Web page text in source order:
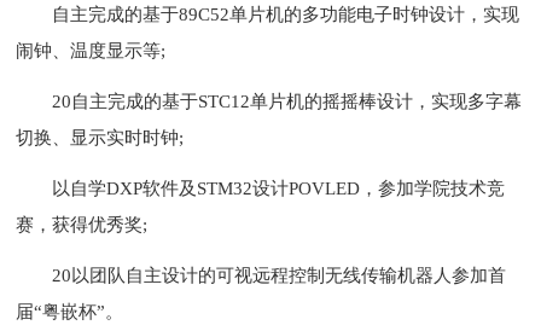
自主完成的基于89C52单片机的多功能电子时钟设计，实现
闹钟、温度显示等;
20自主完成的基于STC12单片机的摇摇棒设计，实现多字幕
切换、显示实时时钟;
以自学DXP软件及STM32设计POVLED，参加学院技术竞
赛，获得优秀奖;
20以团队自主设计的可视远程控制无线传输机器人参加首
届“粤嵌杯”。